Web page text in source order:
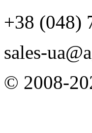
+38 (048)
sales-
© 2008-